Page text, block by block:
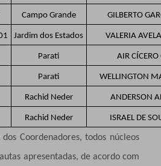
Campo Grande GILBERTO
Jardim dos Estados VALERIA
Parati AIR
Parati WELLINGTON
Rachid Neder ANDERSON
Rachid Neder ISRAEL DE
Coordenadores, todos núcleos
apresentadas, de acordo com